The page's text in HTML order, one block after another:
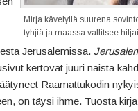
Mirja kävelyllä suurena
tyhjiä ja maassa vallitsee
Jerusalemissa.
kertovat juuri näistä
Raamattukodin
on täysi ihme. Tuosta